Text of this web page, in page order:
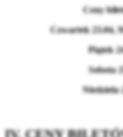
Ceny
Czwartek 23.04,
Piątek
Sobota
Niedziela